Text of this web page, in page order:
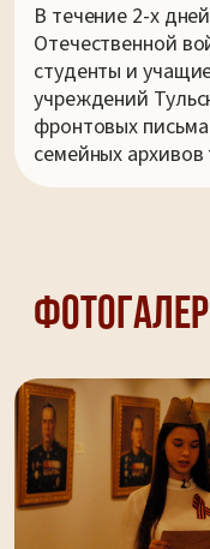
В течение 2-х
Отечественной
студенты и
учреждений
фронтовых
семейных архивов